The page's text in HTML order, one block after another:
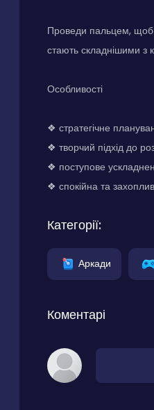
Проведи пальцем, щоб
стають складнішими з
Особливості
❖ стратегічне
❖ творчий підхід до
❖ поступове
❖ спокійна та
Категорії:
Аркади
Коментарі